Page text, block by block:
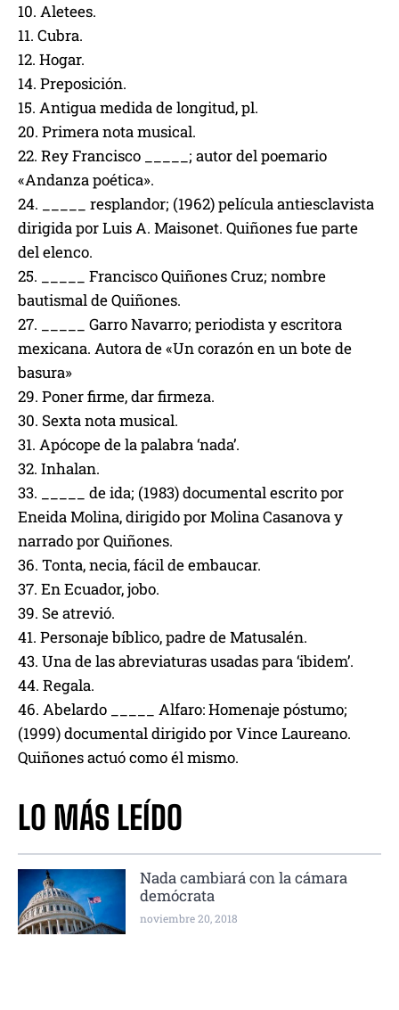
10. Aletees.
11. Cubra.
12. Hogar.
14. Preposición.
15. Antigua medida de longitud, pl.
20. Primera nota musical.
22. Rey Francisco _____; autor del poemario
«Andanza poética».
24. _____ resplandor; (1962) película antiesclavista
dirigida por Luis A. Maisonet. Quiñones fue parte
del elenco.
25. _____ Francisco Quiñones Cruz; nombre
bautismal de Quiñones.
27. _____ Garro Navarro; periodista y escritora
mexicana. Autora de «Un corazón en un bote de
basura»
29. Poner firme, dar firmeza.
30. Sexta nota musical.
31. Apócope de la palabra ‘nada’.
32. Inhalan.
33. _____ de ida; (1983) documental escrito por
Eneida Molina, dirigido por Molina Casanova y
narrado por Quiñones.
36. Tonta, necia, fácil de embaucar.
37. En Ecuador, jobo.
39. Se atrevió.
41. Personaje bíblico, padre de Matusalén.
43. Una de las abreviaturas usadas para ‘ibidem’.
44. Regala.
46. Abelardo _____ Alfaro: Homenaje póstumo;
(1999) documental dirigido por Vince Laureano.
Quiñones actuó como él mismo.
LO MÁS LEÍDO
Nada cambiará con la cámara
demócrata
noviembre 20, 2018